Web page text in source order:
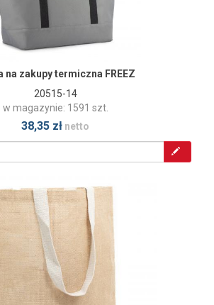
na zakupy termiczna FREEZ
20515-14
w magazynie: 1591 szt.
38,35 zł netto